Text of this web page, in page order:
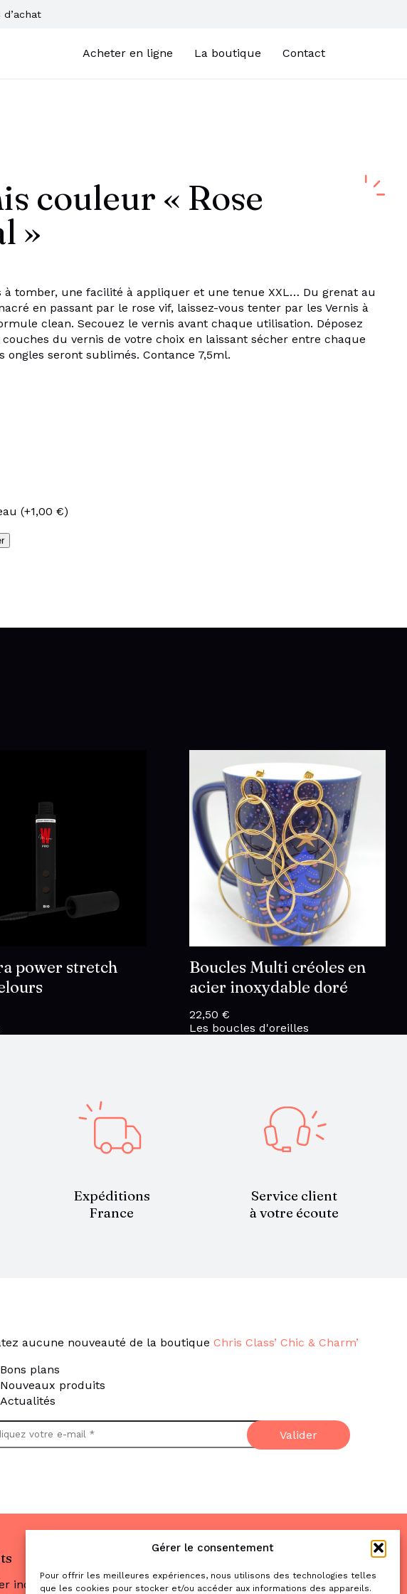
Gérer le consentement
Pour offrir les meilleures expériences, nous utilisons des technologies telles
que les cookies pour stocker et/ou accéder aux informations des appareils.
Acheter en ligne La boutique Contact
couleur « Rose
»
à tomber, une facilité à appliquer et une tenue XXL… Du grenat au
en passant par le rose vif, laissez-vous tenter par les Vernis à
clean. Secouez le vernis avant chaque utilisation. Déposez
du vernis de votre choix en laissant sécher entre chaque
ongles seront sublimés. Contance 7,5ml.
(+1,00 €)
power stretch
Boucles Multi créoles en
acier inoxydable doré
22,50 €
Les boucles d'oreilles
Expéditions
France
Service client
à votre écoute
aucune nouveauté de la boutique Chris Class’ Chic & Charm’
Bons plans
Nouveaux produits
Actualités
inoxydable
& nous contacter